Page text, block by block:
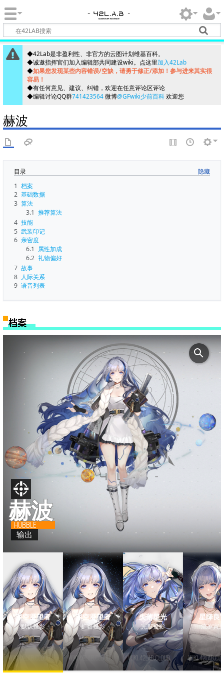
◆42Lab是非盈利性、非官方的云图计划维基百科。
◆诚邀指挥官们加入编辑部共同建设wiki。点这里加入42Lab
◆如果您发现某些内容错误/空缺，请勇于修正/添加！参与进来其实很
容易！
◆有任何意见、建议、纠错，欢迎在任意评论区评论
◆编辑讨论QQ群741423564微博@GFwiki少前百科欢迎您
赫波
目录
1 档案
2 基础数据
3 算法
3.1 推荐算法
4 技能
5 武装印记
6 亲密度
6.1 属性加成
6.2 礼物偏好
7 故事
8 人际关系
9 语音列表
档案
赫波
HUBBLE
输出
深空凝望者
默认投影
深空凝望者
扩容投影
失落星光
完形投影
星降良
流岁寅